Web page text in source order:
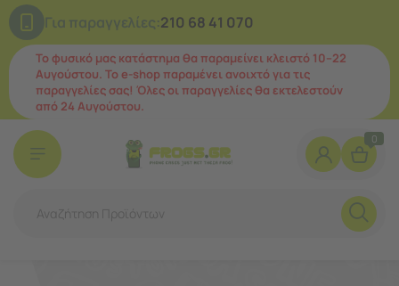
Για παραγγελίες:210 68 41 070
Το φυσικό μας κατάστημα θα παραμείνει κλειστό 10–22
Αυγούστου. Το e-shop παραμένει ανοιχτό για τις
παραγγελίες σας! Όλες οι παραγγελίες θα εκτελεστούν
από 24 Αυγούστου.
0